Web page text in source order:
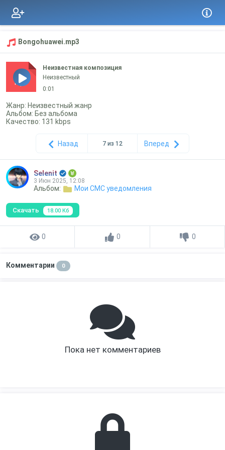
Bongohuawei.mp3
mp3
Неизвестная композиция
Неизвестный
0:01
Жанр: Неизвестный жанр
Альбом: Без альбома
Качество: 131 kbps
Назад 7 из 12 Вперед
Selenit
3 Июн 2025, 12:08
Альбом: Мои СМС уведомления
Скачать 18.00 Кб
0 0 0
Комментарии 0
Пока нет комментариев